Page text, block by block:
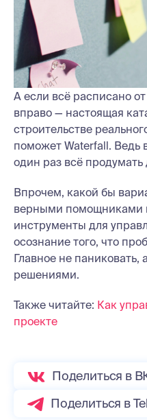
А если всё расписано
вправо — настоящая
строительстве
поможет Waterfall. Ведь
один раз всё продумать
Впрочем, какой бы
верными помощниками
инструменты для
осознание того, что
Главное не паниковать,
решениями.
Также читайте: Как
проекте
Поделиться в
Поделиться в